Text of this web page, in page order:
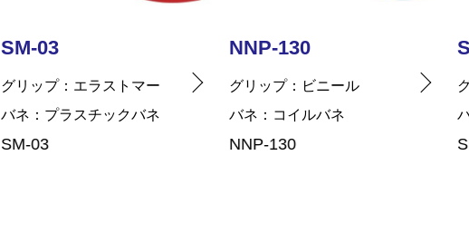
NNP-130
グリップ
ビニール
バネ
コイルバネ
NNP-130
SM-04
グリップ
エラストマー
バネ
プラスチックバネ
SM-04